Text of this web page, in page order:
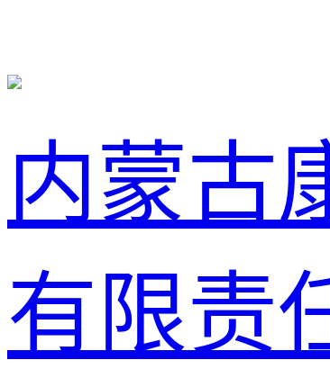
内蒙古
有限责